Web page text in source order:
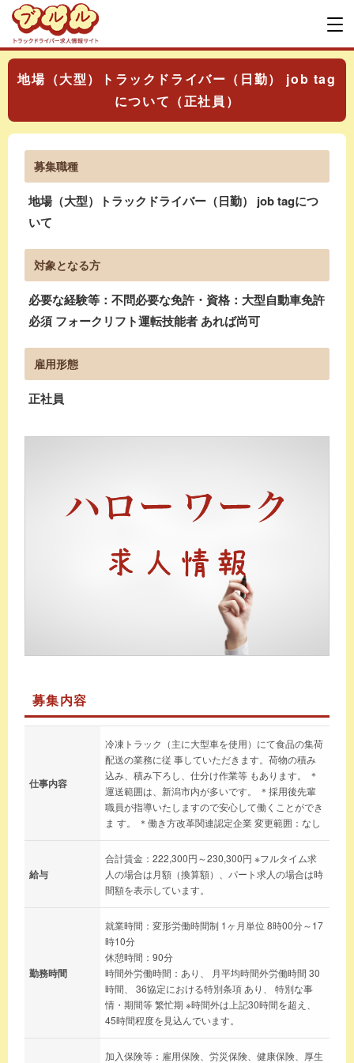
地場（大型）トラックドライバー（日勤） job tag
について（正社員）
募集職種
地場（大型）トラックドライバー（日勤） job tagにつ
いて
対象となる方
必要な経験等：不問必要な免許・資格：大型自動車免許
必須 フォークリフト運転技能者 あれば尚可
雇用形態
正社員
募集内容
仕事内容
冷凍トラック（主に大型車を使用）にて食品の集荷
配送の業務に従 事していただきます。荷物の積み
込み、積み下ろし、仕分け作業等 もあります。 ＊
運送範囲は、新潟市内が多いです。 ＊採用後先輩
職員が指導いたしますので安心して働くことができ
ま す。 ＊働き方改革関連認定企業 変更範囲：なし
給与
合計賃金：222,300円～230,300円 ※フルタイム求
人の場合は月額（換算額）、パート求人の場合は時
間額を表示しています。
勤務時間
就業時間：変形労働時間制 1ヶ月単位 8時00分～17
時10分
休憩時間：90分
時間外労働時間：あり、 月平均時間外労働時間 30
時間、 36協定における特別条項 あり、 特別な事
情・期間等 繁忙期 ※時間外は上記30時間を超え、
45時間程度を見込んでいます。
加入保険等：雇用保険、労災保険、健康保険、厚生